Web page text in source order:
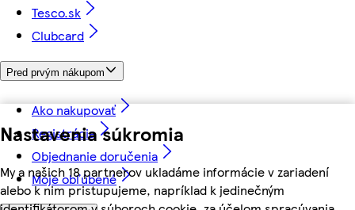
Nastavenia súkromia
My a našich 18 partnerov ukladáme informácie v zariadení
alebo k nim pristupujeme, napríklad k jedinečným
Tesco.sk
Clubcard
Pred prvým nákupom
Ako nakupovať
Registrácia
Objednanie doručenia
Moje obľúbené